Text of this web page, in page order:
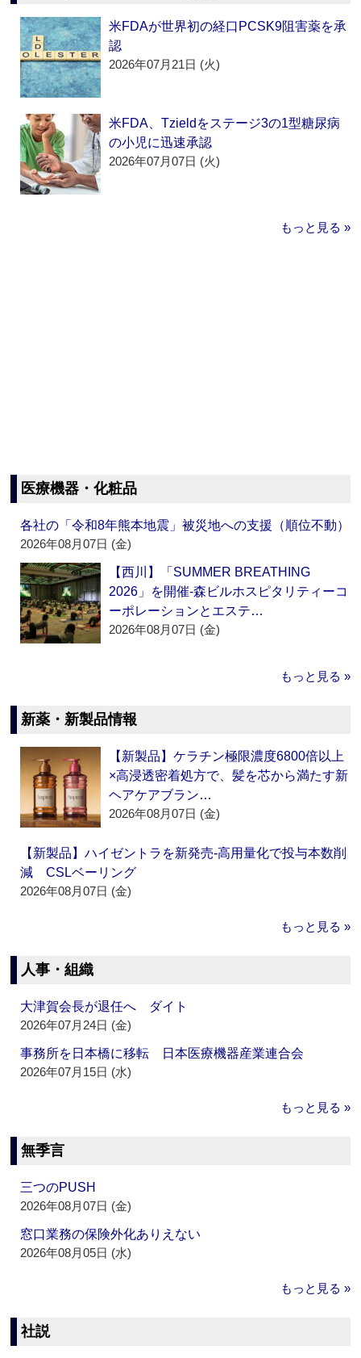
米FDAが世界初の経口PCSK9阻害薬を承
認
2026年07月21日 (火)
米FDA、Tzieldをステージ3の1型糖尿病
の小児に迅速承認
2026年07月07日 (火)
もっと見る »
医療機器・化粧品
各社の「令和8年熊本地震」被災地への支援（順位不動）
2026年08月07日 (金)
【西川】「SUMMER BREATHING
2026」を開催‐森ビルホスピタリティーコ
ーポレーションとエステ…
2026年08月07日 (金)
もっと見る »
新薬・新製品情報
【新製品】ケラチン極限濃度6800倍以上
×高浸透密着処方で、髪を芯から満たす新
ヘアケアブラン…
2026年08月07日 (金)
【新製品】ハイゼントラを新発売‐高用量化で投与本数削
減 CSLベーリング
2026年08月07日 (金)
もっと見る »
人事・組織
大津賀会長が退任へ ダイト
2026年07月24日 (金)
事務所を日本橋に移転 日本医療機器産業連合会
2026年07月15日 (水)
もっと見る »
無季言
三つのPUSH
2026年08月07日 (金)
窓口業務の保険外化ありえない
2026年08月05日 (水)
もっと見る »
社説